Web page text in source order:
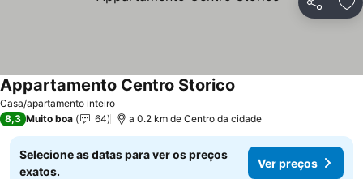
Partilhar
Casa/apartamento inteiro
Appartamento Centro Storico
8,3 Muito boa 64 a 0.2 km de Centro da cidade
Selecione as datas para ver os preços
exatos.
Ver preços